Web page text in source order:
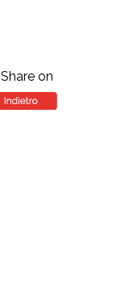
Share on